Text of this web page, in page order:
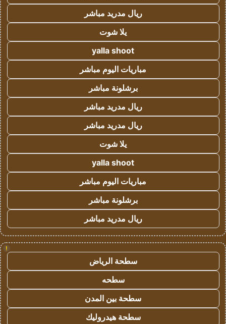
ريال مدريد مباشر
يلا شوت
yalla shoot
مباريات اليوم مباشر
برشلونة مباشر
ريال مدريد مباشر
ريال مدريد مباشر
يلا شوت
yalla shoot
مباريات اليوم مباشر
برشلونة مباشر
ريال مدريد مباشر
!
سطحة الرياض
سطحه
سطحة بين المدن
سطحة هيدروليك